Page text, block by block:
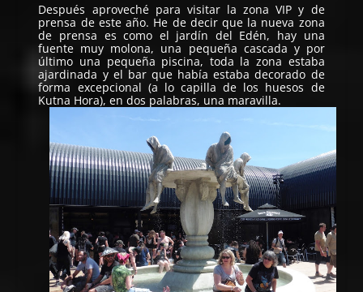
Después aproveché para visitar la zona VIP y de
prensa de este año. He de decir que la nueva zona
de prensa es como el jardín del Edén, hay una
fuente muy molona, una pequeña cascada y por
último una pequeña piscina, toda la zona estaba
ajardinada y el bar que había estaba decorado de
forma excepcional (a lo capilla de los huesos de
Kutna Hora), en dos palabras, una maravilla.